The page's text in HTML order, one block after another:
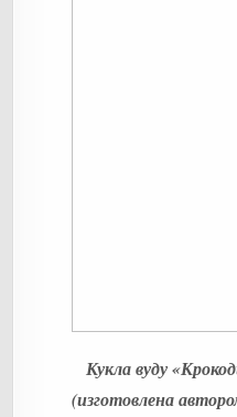
Кукла вуду
(изготовлена